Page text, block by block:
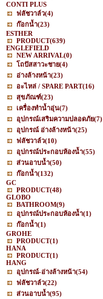
CONTI PLUS
ฟลัชวาล์ว(4)
ก๊อกน้ำ(23)
ESTHER
PRODUCT(639)
ENGLEFIELD
NEW ARRIVAL(0)
โถปัสสาวะชาย(4)
อ่างล้างหน้า(23)
อะไหล่ / SPARE PART(16)
สุขภัณฑ์(23)
เครื่องทำน้ำอุ่น(7)
อุปกรณ์เสริมความปลอดภัย(7)
อุปกรณ์ อ่างล้างหน้า(25)
ฟลัชวาล์ว(10)
อุปกรณ์ประกอบห้องน้ำ(55)
ส่วนอาบน้ำ(50)
ก๊อกน้ำ(132)
GC
PRODUCT(48)
GLOBO
BATHROOM(9)
อุปกรณ์ประกอบห้องน้ำ(1)
ก๊อกน้ำ(1)
GROHE
PRODUCT(1)
HANA
PRODUCT(1)
HANG
อุปกรณ์-อ่างล้างหน้า(54)
ฟลัชวาล์ว(22)
ส่วนอาบน้ำ(95)